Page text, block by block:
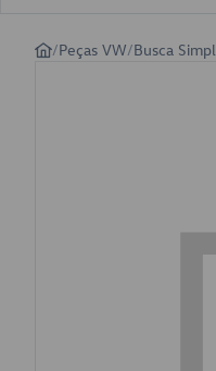
/Peças VW/Busca